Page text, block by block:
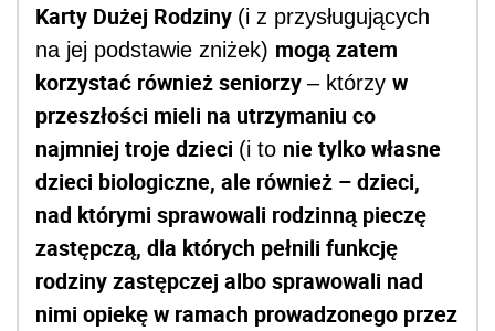
Karty Dużej Rodziny (i z przysługujących
na jej podstawie zniżek) mogą zatem
korzystać również seniorzy – którzy w
przeszłości mieli na utrzymaniu co
najmniej troje dzieci (i to nie tylko własne
dzieci biologiczne, ale również – dzieci,
nad którymi sprawowali rodzinną pieczę
zastępczą, dla których pełnili funkcję
rodziny zastępczej albo sprawowali nad
nimi opiekę w ramach prowadzonego przez